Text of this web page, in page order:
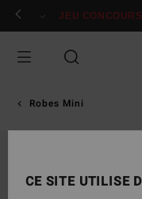
Passer
Se connecter /
JEU CONCOURS
Robes Mini
CE SITE UTILISE